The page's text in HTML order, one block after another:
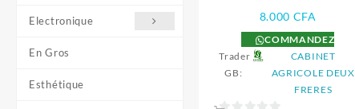
Electronique
En Gros
Esthétique
8.000 CFA
COMMANDEZ
Trader
GB:
CABINET
AGRICOLE DEUX
FRERES